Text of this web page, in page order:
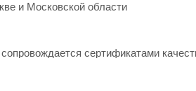
и Московской области
сертификатами